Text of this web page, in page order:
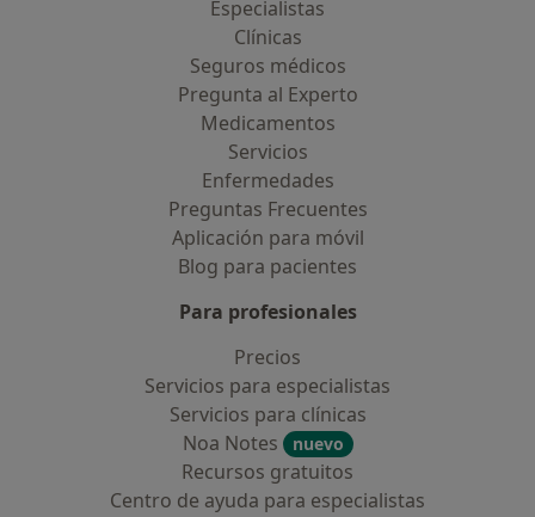
Especialistas
Clínicas
Seguros médicos
Pregunta al Experto
Medicamentos
Servicios
Enfermedades
Preguntas Frecuentes
Aplicación para móvil
Blog para pacientes
Para profesionales
Precios
Servicios para especialistas
Servicios para clínicas
Noa Notes
nuevo
Recursos gratuitos
Centro de ayuda para especialistas